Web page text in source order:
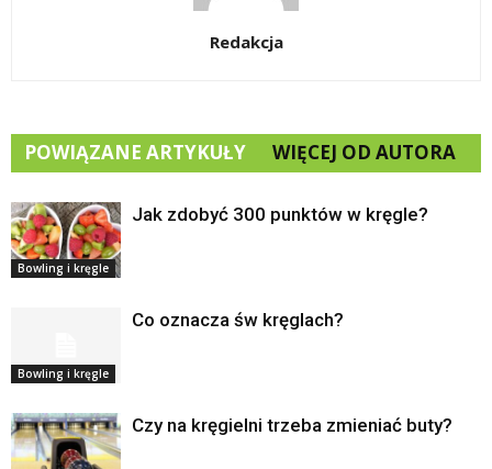
Redakcja
POWIĄZANE ARTYKUŁY WIĘCEJ OD AUTORA
Bowling i kręgle
Jak zdobyć 300 punktów w kręgle?
Bowling i kręgle
Co oznacza św kręglach?
Czy na kręgielni trzeba zmieniać buty?